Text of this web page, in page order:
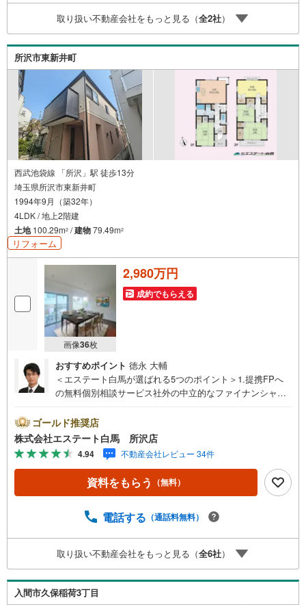
～19:00 この時間はお電話でのお問合わせがスムーズです
5.お子様連れでおこしくださいキッズスペース、授乳室、
オムツ替えベッド、アンパンマンジュースをご用意してお
ります。ご見学ご希望の方は、右上の“室内・現地を見学す
る（無料）をボタンからご予約ください。
取り扱い不動産会社をもっと見る（全2社）
所沢市東新井町
西武池袋線 「所沢」駅 徒歩13分
埼玉県所沢市東新井町
1994年9月（築32年）
4LDK / 地上2階建
土地100.29m2 /建物79.49m2
リフォーム
画像36枚
2,980万円
成約でもらえる
おすすめポイント 徳永 大輔
＜エステート白馬が選ばれる5つのポイント＞1.提携FPへ
の無料個別相談サービス社外の中立的なファイナンシャル
や学費等も含めてシミュレーションをご提案できます2.物
件情報が豊富所沢市を中心にたくさんの情報をご用意して
おります。インターネット広告前の物件も多数取り揃えて
おります。お客様のご希望エリアをお申し付けください。
3.自社グループでリフォーム、新築請負所沢店の3階はリフ
ォーム、注文建築部門の相談スペースです。一級建築士を
て、リフォームや注文建築についてご相談頂けます4.年中
～19:00 この時間はお電話でのお問合わせがスムーズです
5.お子様連れでおこしくださいキッズスペース、授乳室、
オムツ替えベッド、アンパンマンジュースをご用意してお
ります。ご見学ご希望の方は、右上の“室内・現地を見学す
る（無料）をボタンからご予約ください。
ゴールド推奨店
株式会社エステート白馬 所沢店
4.94 不動産会社レビュー 34件
資料をもらう （無料）
電話する （通話料無料）
取り扱い不動産会社をもっと見る（全6社）
入間市久保稲荷3丁目